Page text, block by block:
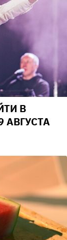
В
АВГУСТА